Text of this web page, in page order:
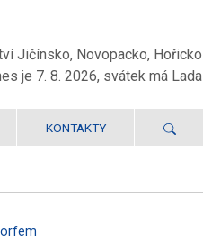
Jičínsko, Novopacko, Hořicko
je 7. 8. 2026, svátek má Lada
KONTAKTY